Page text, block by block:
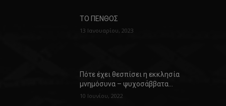
ΤΟ ΠΕΝΘΟΣ
13 Ιανουαρίου, 2023
Πότε έχει θεσπίσει η εκκλησία
μνημόσυνα – ψυχοσάββατα…
10 Ιουνίου, 2022